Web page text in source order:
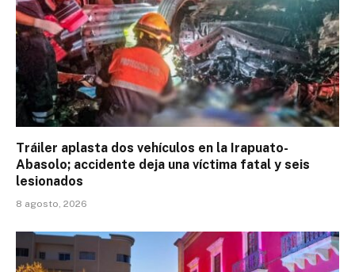
Tráiler aplasta dos vehículos en la Irapuato-
Abasolo; accidente deja una víctima fatal y seis
lesionados
8 agosto, 2026